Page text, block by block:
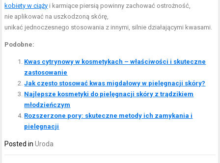
kobiety w ciąży i karmiące piersią powinny zachować ostrożność,
nie aplikować na uszkodzoną skórę,
unikać jednoczesnego stosowania z innymi, silnie działającymi kwasami.
Podobne:
Kwas cytrynowy w kosmetykach – właściwości i skuteczne
zastosowanie
Jak często stosować kwas migdałowy w pielęgnacji skóry?
Najlepsze kosmetyki do pielęgnacji skóry z trądzikiem
młodzieńczym
Rozszerzone pory: skuteczne metody ich zamykania i
pielęgnacji
Posted inUroda